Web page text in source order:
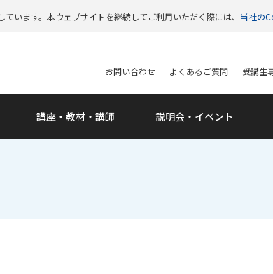
います。本ウェブサイトを継続してご利用いただく際には、 当社の
講座・教材・講師 説明会・ イベント
お問い合わせ よくあるご質問 受講生